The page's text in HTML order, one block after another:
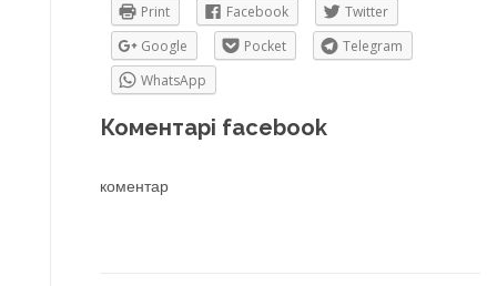
Print Facebook
Twitter
Google
Pocket
Telegram
WhatsApp
Коментарі facebook
коментар